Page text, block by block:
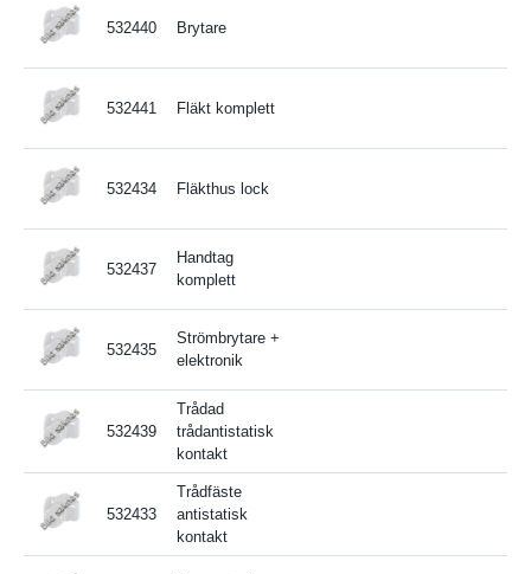
532440 Brytare
532441 Fläkt komplett
532434 Fläkthus lock
532437
Handtag
komplett
532435
Strömbrytare +
elektronik
532439
Trådad
trådantistatisk
kontakt
532433
Trådfäste
antistatisk
kontakt